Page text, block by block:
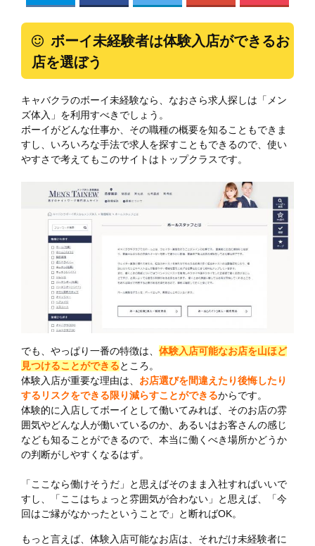
ボーイ未経験者は体験入店ができるお
店を選ぼう
キャバクラのボーイ未経験なら、なおさら求人探しは「メン
ズ体入」を利用すべきでしょう。
ボーイがどんな仕事か、その職種の概要を知ることもできま
すし、いろいろな手法で求人を探すこともできるので、使い
やすさで考えてもこのサイトはトップクラスです。
でも、やっぱり一番の特徴は、 体験入店可能なお店を山ほど
見つけることができるところ。
体験入店が重要な理由は、 お店選びを間違えたり後悔したり
するリスクをできる限り減らすことができるからです。
体験的に入店してボーイとして働いてみれば、そのお店の雰
囲気やどんな人が働いているのか、あるいはお客さんの感じ
なども知ることができるので、本当に働くべき場所かどうか
の判断がしやすくなるはず。
「ここなら働けそうだ」と思えばそのまま入社すればいいで
すし、「ここはちょっと雰囲気が合わない」と思えば、「今
回はご縁がなかったということで」と断ればOK。
もっと言えば、体験入店可能なお店は、それだけ未経験者に